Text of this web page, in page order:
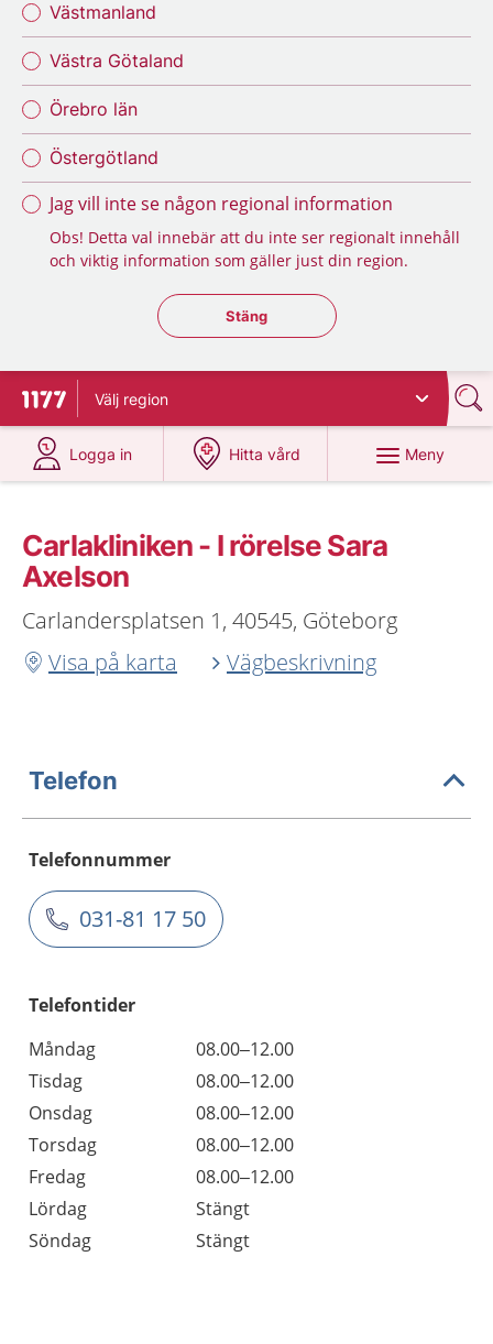
Västmanland
Västra Götaland
Örebro län
Östergötland
Jag vill inte se någon regional information
Obs! Detta val innebär att du inte ser regionalt innehåll
och viktig information som gäller just din region.
Stäng regionsväljaren
Stäng
Till startsidan för 1177
Välj region
Logga in
på 1177.se
Hitta vård
på 1177.se
Meny
Carlakliniken - I rörelse Sara
Axelson
Carlandersplatsen 1, 40545, Göteborg
Visa på karta
Vägbeskrivning
Telefon
Telefonnummer
031-81 17 50
Telefontider
Måndag
08.00–12.00
Tisdag
08.00–12.00
Onsdag
08.00–12.00
Torsdag
08.00–12.00
Fredag
08.00–12.00
Lördag
Stängt
Söndag
Stängt